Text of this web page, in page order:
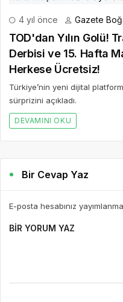
4 yıl önce Gazete
TOD'dan Yılın Golü!
Derbisi ve 15. Hafta
Herkese Ücretsiz!
Türkiye’nin yeni dijital
sürprizini açıkladı.
DEVAMINI OKU
Bir Cevap Yaz
E-posta hesabınız
BIR YORUM YAZ